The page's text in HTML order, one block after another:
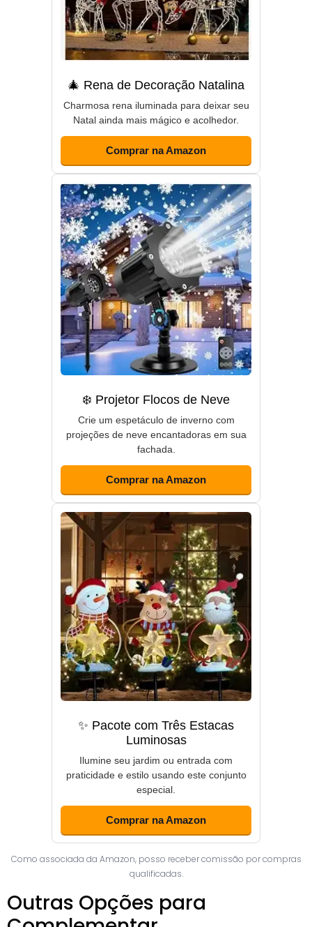
🎄 Rena de Decoração Natalina
Charmosa rena iluminada para deixar seu
Natal ainda mais mágico e acolhedor.
Comprar na Amazon
❄️ Projetor Flocos de Neve
Crie um espetáculo de inverno com
projeções de neve encantadoras em sua
fachada.
Comprar na Amazon
✨ Pacote com Três Estacas
Luminosas
Ilumine seu jardim ou entrada com
praticidade e estilo usando este conjunto
especial.
Comprar na Amazon
Como associada da Amazon, posso receber comissão por compras
qualificadas.
Outras Opções para